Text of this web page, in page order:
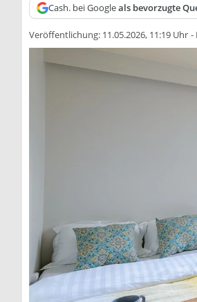
Cash. bei Googleals bevorzugte
Veröffentlichung: 11.05.2026, 11:19 Uhr -